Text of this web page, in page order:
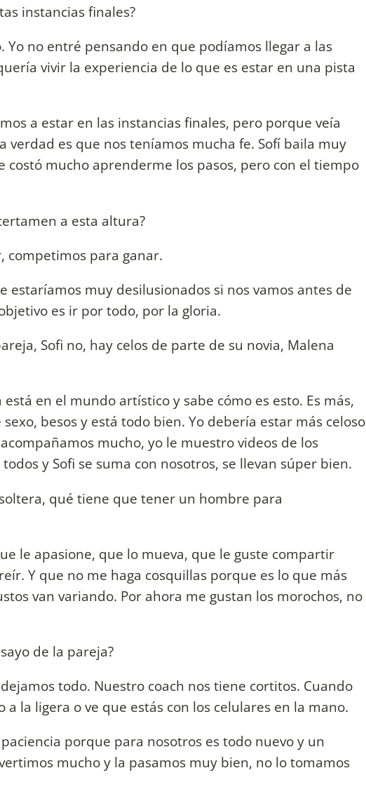
instancias finales?
Yo no entré pensando en que podíamos llegar a las
vivir la experiencia de lo que es estar en una pista
a estar en las instancias finales, pero porque veía
verdad es que nos teníamos mucha fe. Sofí baila muy
costó mucho aprenderme los pasos, pero con el tiempo
a esta altura?
competimos para ganar.
estaríamos muy desilusionados si nos vamos antes de
es ir por todo, por la gloria.
Sofi no, hay celos de parte de su novia, Malena
en el mundo artístico y sabe cómo es esto. Es más,
besos y está todo bien. Yo debería estar más celoso
mucho, yo le muestro videos de los
y Sofi se suma con nosotros, se llevan súper bien.
qué tiene que tener un hombre para
le apasione, que lo mueva, que le guste compartir
Y que no me haga cosquillas porque es lo que más
van variando. Por ahora me gustan los morochos, no
de la pareja?
todo. Nuestro coach nos tiene cortitos. Cuando
a la ligera o ve que estás con los celulares en la mano.
porque para nosotros es todo nuevo y un
mucho y la pasamos muy bien, no lo tomamos